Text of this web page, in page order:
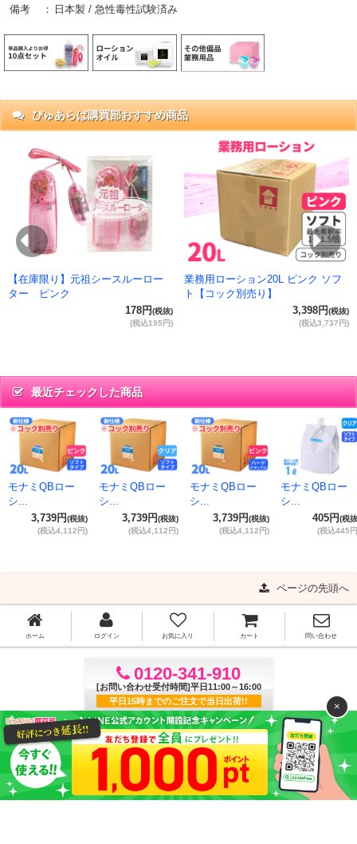
×
備考
： 日本製 / 急性毒性試験済み
ぴゅあらば購買部おすすめ商品
Previous
【在庫限り】元祖シースルーロー
ター ピンク
178円(税抜)
(税込195円)
業務用ローション20L ピンク ソフ
ト【コック別売り】
3,398円(税抜)
(税込3,737円)
最近チェックした商品
モナミQBロー
シ...
3,739円(税抜)
(税込4,112円)
モナミQBロー
シ...
3,739円(税抜)
(税込4,112円)
モナミQBロー
シ...
3,739円(税抜)
(税込4,112円)
モナミQBロー
シ...
405円(税
(税込445
ページの先頭へ
ホーム ログイン お気に入り カート 問い合わせ
0120-341-910
[お問い合わせ受付時間]平日11:00～16:00
平日15時までのご注文で当日出荷!!
ご利用ガイド
よくある質問
特定商取引法に基づく表記
プライバシーポリシー
利用規約
サイトマップ